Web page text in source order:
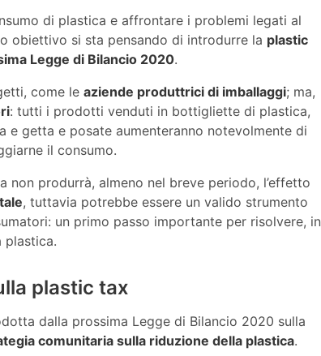
di plastica e affrontare i problemi legati al
obiettivo si sta pensando di introdurre la plastic
Legge di Bilancio 2020.
come le aziende produttrici di imballaggi; ma,
: tutti i prodotti venduti in bottigliette di plastica,
getta e posate aumenteranno notevolmente di
il consumo.
non produrrà, almeno nel breve periodo, l’effetto
, tuttavia potrebbe essere un valido strumento
un primo passo importante per risolvere, in
plastica.
plastic tax
dalla prossima Legge di Bilancio 2020 sulla
comunitaria sulla riduzione della plastica.